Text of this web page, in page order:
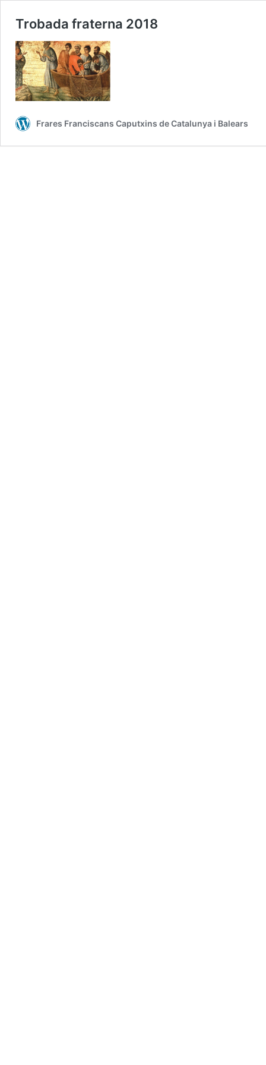
Trobada fraterna 2018
Frares Franciscans Caputxins de Catalunya i Balears